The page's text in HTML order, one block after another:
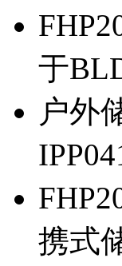
于
户外
携式